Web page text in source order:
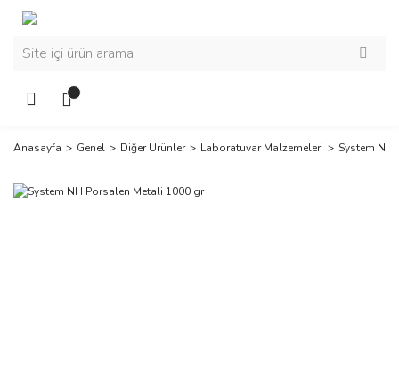
Anasayfa Genel Diğer Ürünler Laboratuvar Malzemeleri System NH